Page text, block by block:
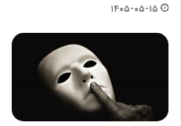
۱۴۰۵-۰۵-۱۵